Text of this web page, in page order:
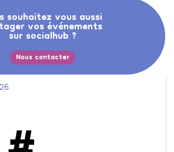
souhaitez vous aussi
vos événements
sur socialhub ?
Nous contacter